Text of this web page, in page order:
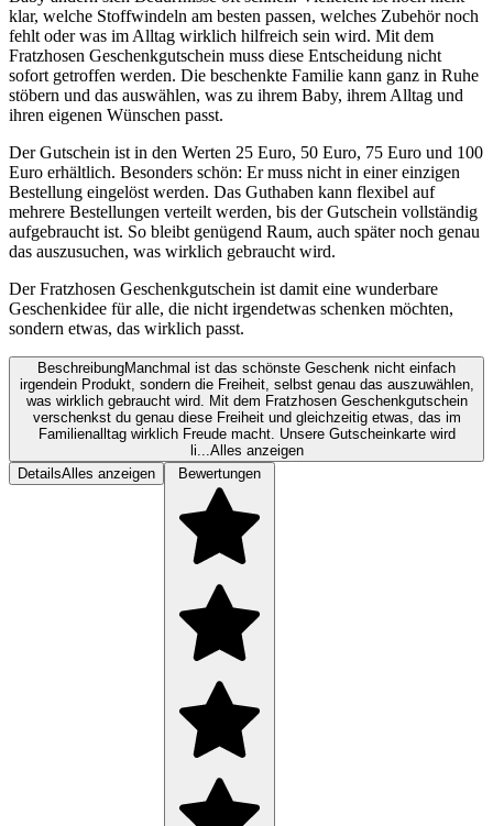
klar, welche Stoffwindeln am besten passen, welches Zubehör noch
fehlt oder was im Alltag wirklich hilfreich sein wird. Mit dem
Fratzhosen Geschenkgutschein muss diese Entscheidung nicht
sofort getroffen werden. Die beschenkte Familie kann ganz in Ruhe
stöbern und das auswählen, was zu ihrem Baby, ihrem Alltag und
ihren eigenen Wünschen passt.
Der Gutschein ist in den Werten 25 Euro, 50 Euro, 75 Euro und 100
Euro erhältlich. Besonders schön: Er muss nicht in einer einzigen
Bestellung eingelöst werden. Das Guthaben kann flexibel auf
mehrere Bestellungen verteilt werden, bis der Gutschein vollständig
aufgebraucht ist. So bleibt genügend Raum, auch später noch genau
das auszusuchen, was wirklich gebraucht wird.
Der Fratzhosen Geschenkgutschein ist damit eine wunderbare
Geschenkidee für alle, die nicht irgendetwas schenken möchten,
sondern etwas, das wirklich passt.
BeschreibungManchmal ist das schönste Geschenk nicht einfach
irgendein Produkt, sondern die Freiheit, selbst genau das auszuwählen,
was wirklich gebraucht wird. Mit dem Fratzhosen Geschenkgutschein
verschenkst du genau diese Freiheit und gleichzeitig etwas, das im
Familienalltag wirklich Freude macht. Unsere Gutscheinkarte wird
li...Alles anzeigen
DetailsAlles anzeigen Bewertungen